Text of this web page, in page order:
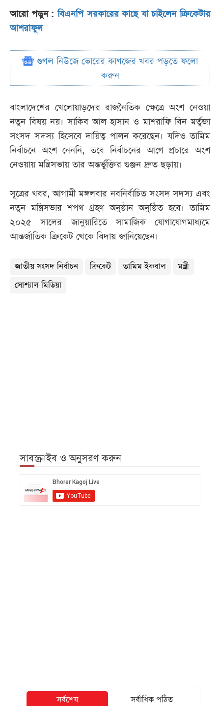
আরো পড়ুন :বিএনপি সরকারের কাছে যা চাইলেন ক্রিকেটার
আশরাফুল
গুগল নিউজে ভোরের কাগজের খবর পড়তে ফলো
করুন
বাংলাদেশের খেলোয়াড়দের রাজনৈতিক ক্ষেত্রে অংশ নেওয়া
নতুন বিষয় নয়। সাকিব আল হাসান ও মাশরাফি বিন মর্তুজা
সংসদ সদস্য হিসেবে দায়িত্ব পালন করেছেন। যদিও তামিম
নির্বাচনে অংশ নেননি, তবে নির্বাচনের আগে প্রচারে অংশ
নেওয়ায় মন্ত্রিসভায় তার অন্তর্ভুক্তির গুঞ্জন দ্রুত ছড়ায়।
সূত্রের খবর, আগামী মঙ্গলবার নবনির্বাচিত সংসদ সদস্য এবং
নতুন মন্ত্রিসভার শপথ গ্রহণ অনুষ্ঠান অনুষ্ঠিত হবে। তামিম
২০২৫ সালের জানুয়ারিতে সামাজিক যোগাযোগমাধ্যমে
আন্তর্জাতিক ক্রিকেট থেকে বিদায় জানিয়েছেন।
জাতীয় সংসদ নির্বাচন ক্রিকেট তামিম ইকবাল
মন্ত্রী
সোশ্যাল মিডিয়া
সাবস্ক্রাইব ও অনুসরণ করুন
সর্বশেষ
সর্বাধিক পঠিত